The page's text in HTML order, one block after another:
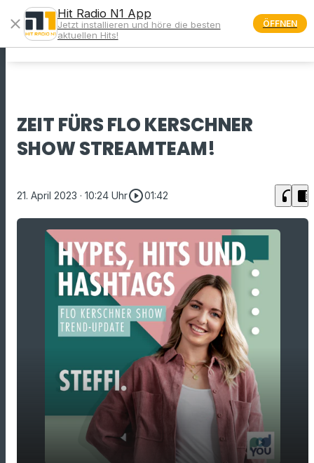
menu
ZEIT FÜRS FLO KERSCHNER
SHOW STREAMTEAM!
21. April 2023 · 10:24 Uhrplay_circle_outline01:42 headphones chrome_reader_mode
close
Hit Radio N1 App
Jetzt installieren und höre die besten
aktuellen Hits!
ÖFFNEN